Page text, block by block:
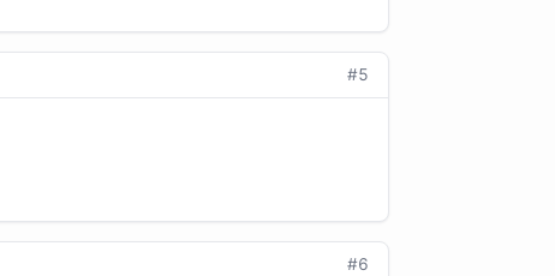
#5
#6